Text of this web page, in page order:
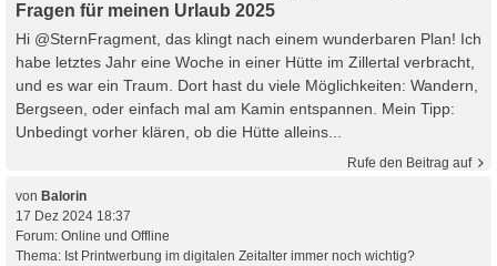
Fragen für meinen Urlaub 2025
Hi @SternFragment, das klingt nach einem wunderbaren Plan! Ich
habe letztes Jahr eine Woche in einer Hütte im Zillertal verbracht,
und es war ein Traum. Dort hast du viele Möglichkeiten: Wandern,
Bergseen, oder einfach mal am Kamin entspannen. Mein Tipp:
Unbedingt vorher klären, ob die Hütte alleins...
Rufe den Beitrag auf
von Balorin
17 Dez 2024 18:37
Forum: Online und Offline
Thema: Ist Printwerbung im digitalen Zeitalter immer noch wichtig?